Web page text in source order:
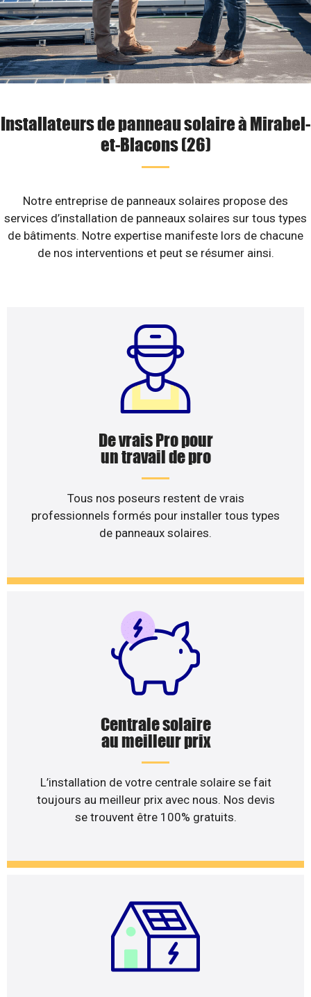
Installateurs de panneau solaire à Mirabel-
et-Blacons (26)
Notre entreprise de panneaux solaires propose des
services d’installation de panneaux solaires sur tous types
de bâtiments. Notre expertise manifeste lors de chacune
de nos interventions et peut se résumer ainsi.
De vrais Pro pour
un travail de pro
Tous nos poseurs restent de vrais
professionnels formés pour installer tous types
de panneaux solaires.
Centrale solaire
au meilleur prix
L’installation de votre centrale solaire se fait
toujours au meilleur prix avec nous. Nos devis
se trouvent être 100% gratuits.